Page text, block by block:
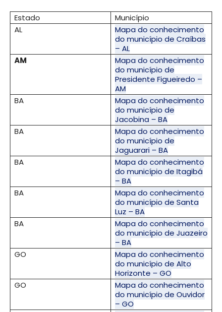
Estado
Município
AL
Mapa do conhecimento
do município de Craíbas
– AL
AM
Mapa do conhecimento
do município de
Presidente Figueiredo –
AM
BA
Mapa do conhecimento
do município de
Jacobina – BA
BA
Mapa do conhecimento
do município de
Jaguarari – BA
BA
Mapa do conhecimento
do município de Itagibá
– BA
BA
Mapa do conhecimento
do município de Santa
Luz – BA
BA
Mapa do conhecimento
do município de Juazeiro
– BA
GO
Mapa do conhecimento
do município de Alto
Horizonte – GO
GO
Mapa do conhecimento
do município de Ouvidor
– GO